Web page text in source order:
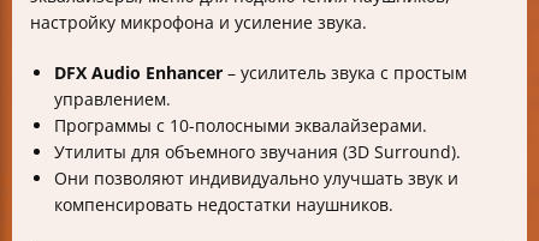
настройку микрофона и усиление звука.
DFX Audio Enhancer – усилитель звука с простым
управлением.
Программы с 10-полосными эквалайзерами.
Утилиты для объемного звучания (3D Surround).
Они позволяют индивидуально улучшать звук и
компенсировать недостатки наушников.